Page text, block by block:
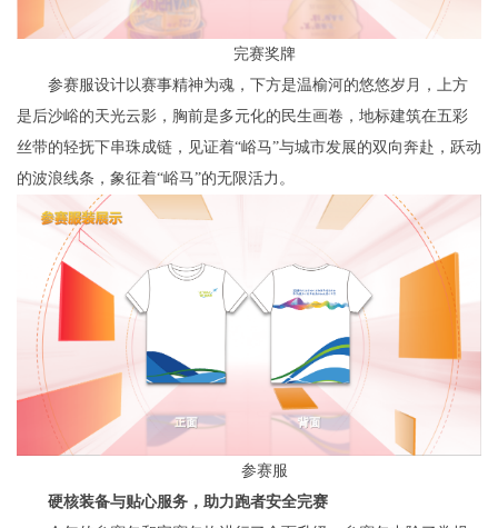
完赛奖牌
参赛服设计以赛事精神为魂，下方是温榆河的悠悠岁月，上方
是后沙峪的天光云影，胸前是多元化的民生画卷，地标建筑在五彩
丝带的轻抚下串珠成链，见证着“峪马”与城市发展的双向奔赴，跃动
的波浪线条，象征着“峪马”的无限活力。
参赛服
硬核装备与贴心服务，助力跑者安全完赛